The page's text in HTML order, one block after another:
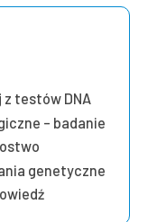
testów DNA
– badanie
genetyczne